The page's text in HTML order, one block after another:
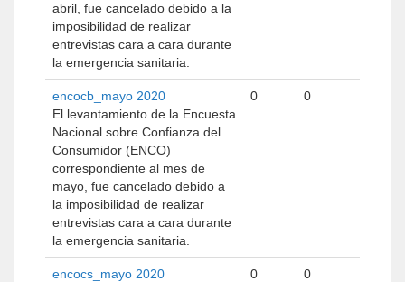
abril, fue cancelado debido a la
imposibilidad de realizar
entrevistas cara a cara durante
la emergencia sanitaria.
encocb_mayo 2020
El levantamiento de la Encuesta
Nacional sobre Confianza del
Consumidor (ENCO)
correspondiente al mes de
mayo, fue cancelado debido a
la imposibilidad de realizar
entrevistas cara a cara durante
la emergencia sanitaria.
0 0
encocs_mayo 2020
0 0